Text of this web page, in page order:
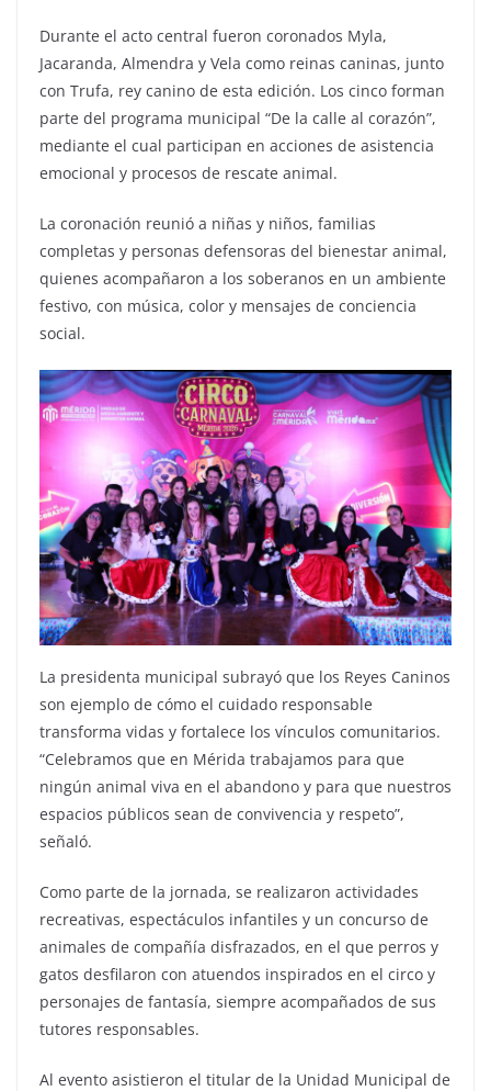
Durante el acto central fueron coronados Myla,
Jacaranda, Almendra y Vela como reinas caninas, junto
con Trufa, rey canino de esta edición. Los cinco forman
parte del programa municipal “De la calle al corazón”,
mediante el cual participan en acciones de asistencia
emocional y procesos de rescate animal.
La coronación reunió a niñas y niños, familias
completas y personas defensoras del bienestar animal,
quienes acompañaron a los soberanos en un ambiente
festivo, con música, color y mensajes de conciencia
social.
La presidenta municipal subrayó que los Reyes Caninos
son ejemplo de cómo el cuidado responsable
transforma vidas y fortalece los vínculos comunitarios.
“Celebramos que en Mérida trabajamos para que
ningún animal viva en el abandono y para que nuestros
espacios públicos sean de convivencia y respeto”,
señaló.
Como parte de la jornada, se realizaron actividades
recreativas, espectáculos infantiles y un concurso de
animales de compañía disfrazados, en el que perros y
gatos desfilaron con atuendos inspirados en el circo y
personajes de fantasía, siempre acompañados de sus
tutores responsables.
Al evento asistieron el titular de la Unidad Municipal de